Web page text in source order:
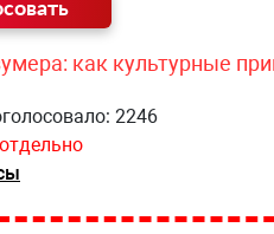
как культурные
2246